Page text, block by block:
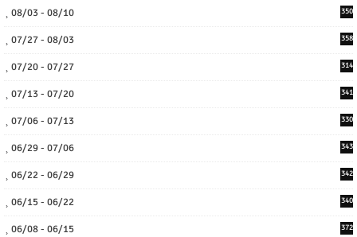
08/03 - 08/10 350
07/27 - 08/03 358
07/20 - 07/27 314
07/13 - 07/20 341
07/06 - 07/13 330
06/29 - 07/06 343
06/22 - 06/29 342
06/15 - 06/22 340
06/08 - 06/15 372